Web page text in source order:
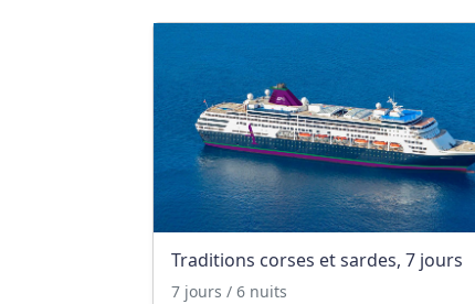
Traditions corses et sardes, 7 jours
7 jours / 6 nuits